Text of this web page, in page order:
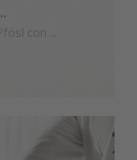
con ...